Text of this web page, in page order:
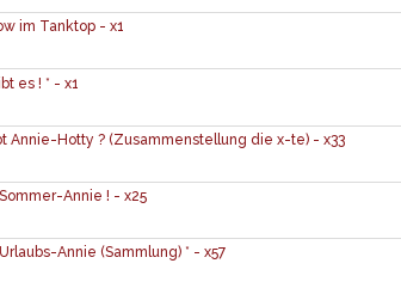
im Tanktop - x1
es ! * - x1
Annie-Hotty ? (Zusammenstellung die x-te) - x33
Annie ! - x25
Annie (Sammlung) * - x57